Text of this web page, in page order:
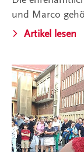
und Marco
Artikel lesen